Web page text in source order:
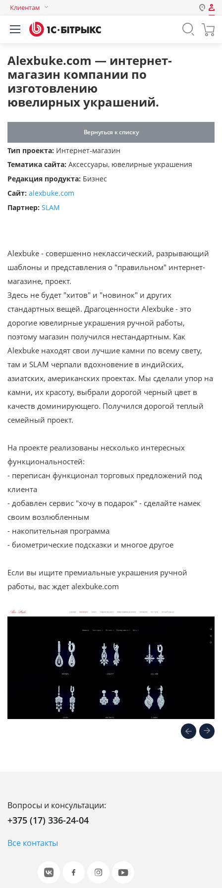
Клиентам
Беларусь
Авторизация
Логин
Пароль
Запомнить меня на этом
компьютере
Забыли свой пароль?
Alexbuke.com — интернет-
магазин компании по
изготовлению
ювелирных украшений.
Вернуться к списку
Тип проекта: Интернет-магазин
Тематика сайта: Аксессуары, ювелирные украшения
Редакция продукта: Бизнес
Сайт: alexbuke.com
Партнер: SLAM
Alexbuke - совершенно неклассический, разрывающий
шаблоны и представления о "правильном" интернет-
магазине, проект.
Здесь не будет "хитов" и "новинок" и других
стандартных вещей. Драгоценности Alexbuke - это
дорогие ювелирные украшения ручной работы,
поэтому магазин получился нестандартным. Как
Alexbuke находят свои лучшие камни по всему свету,
там и SLAM черпали вдохновение в индийских,
азиатских, американских проектах. Мы сделали упор на
камни, их красоту, выбрали дорогой черный цвет в
качеств доминирующего. Получился дорогой теплый
семейный проект.
На проекте реализованы несколько интересных
функциональностей:
- переписан функционал торговых предложений под
клиента
- добавлен сервис "хочу в подарок" - сделайте намек
своим возлюбленным
- накопительная программа
- биометрические подсказки и многое другое
Если вы ищите премиальные украшения ручной
работы, вас ждет alexbuke.com
Вопросы и консультации:
+375 (17) 336-24-04
Все контакты